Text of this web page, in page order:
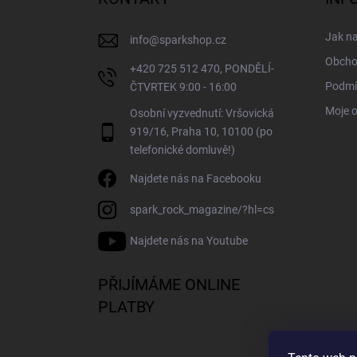
info@sparkshop.cz
+420 725 512 470, PONDĚLÍ-
ČTVRTEK 9:00 - 16:00
Osobní vyzvednutí: Vršovická
919/16, Praha 10, 10100 (po
telefonické domluvě!)
Najdete nás na Facebooku
spark_rock_magazine/?hl=cs
Najdete nás na Youtube
Jak
Moje
PŘIJÍMÁME ONLINE
PLATBY